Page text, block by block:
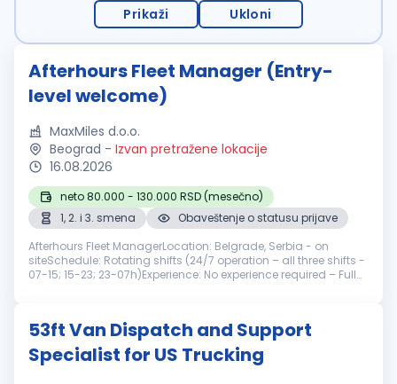
Prikaži Ukloni
Afterhours Fleet Manager (Entry-
level welcome)
MaxMiles d.o.o.
Beograd - Izvan pretražene lokacije
16.08.2026
neto 80.000 - 130.000 RSD (mesečno)
1, 2. i 3. smena
Obaveštenje o statusu prijave
Afterhours Fleet ManagerLocation: Belgrade, Serbia - on
siteSchedule: Rotating shifts (24/7 operation – all three shifts -
07-15; 15-23; 23-07h)Experience: No experience required – Full
53ft Van Dispatch and Support
Specialist for US Trucking